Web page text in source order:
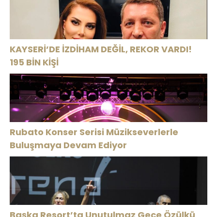
KAYSERİ’DE İZDİHAM DEĞİL, REKOR VARDI!
195 BİN KİŞİ
Rubato Konser Serisi Müzikseverlerle
Buluşmaya Devam Ediyor